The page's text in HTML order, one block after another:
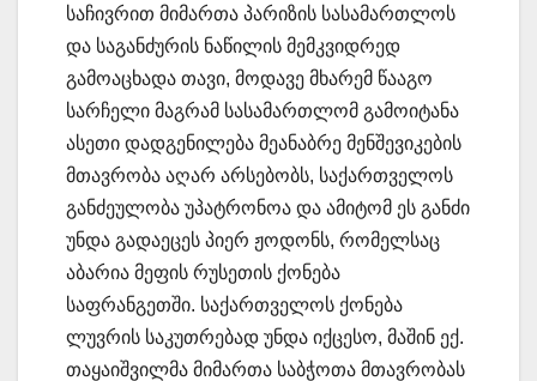
საჩივრით მიმართა პარიზის სასამართლოს
და საგანძურის ნაწილის მემკვიდრედ
გამოაცხადა თავი, მოდავე მხარემ წააგო
სარჩელი მაგრამ სასამართლომ გამოიტანა
ასეთი დადგენილება მეანაბრე მენშევიკების
მთავრობა აღარ არსებობს, საქართველოს
განძეულობა უპატრონოა და ამიტომ ეს განძი
უნდა გადაეცეს პიერ ჟოდონს, რომელსაც
აბარია მეფის რუსეთის ქონება
საფრანგეთში. საქართველოს ქონება
ლუვრის საკუთრებად უნდა იქცესო, მაშინ ექ.
თაყაიშვილმა მიმართა საბჭოთა მთავრობას